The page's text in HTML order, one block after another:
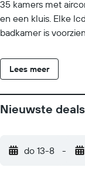
35 kamers met
en een kluis. Elke
badkamer is
huishoudservice
beschikbaar.
Lees meer
Nieuwste
do 13-8 -